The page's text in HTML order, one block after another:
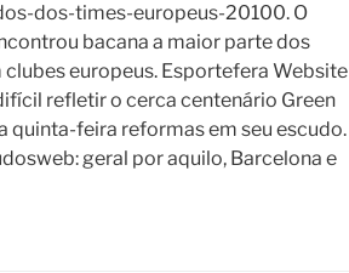
dos-times-europeus-20100. O
bacana a maior parte dos
europeus. Esportefera Website
refletir o cerca centenário Green
quinta-feira reformas em seu escudo.
geral por aquilo, Barcelona e